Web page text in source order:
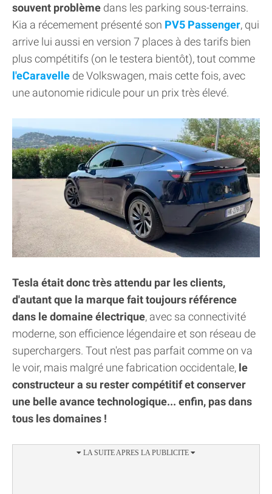
souvent problème dans les parking sous-terrains.
Kia a récemement présenté son PV5 Passenger, qui
arrive lui aussi en version 7 places à des tarifs bien
plus compétitifs (on le testera bientôt), tout comme
l'eCaravelle de Volkswagen, mais cette fois, avec
une autonomie ridicule pour un prix très élevé.
Tesla était donc très attendu par les clients,
d'autant que la marque fait toujours référence
dans le domaine électrique, avec sa connectivité
moderne, son efficience légendaire et son réseau de
superchargers. Tout n'est pas parfait comme on va
le voir, mais malgré une fabrication occidentale, le
constructeur a su rester compétitif et conserver
une belle avance technologique... enfin, pas dans
tous les domaines !